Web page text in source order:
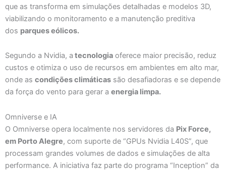
que as transforma em simulações detalhadas e modelos 3D,
viabilizando o monitoramento e a manutenção preditiva
dos parques eólicos.
Segundo a Nvidia, a tecnologia oferece maior precisão, reduz
custos e otimiza o uso de recursos em ambientes em alto mar,
onde as condições climáticas são desafiadoras e se depende
da força do vento para gerar a energia limpa.
Omniverse e IA
O Omniverse opera localmente nos servidores da Pix Force,
em Porto Alegre, com suporte de “GPUs Nvidia L40S”, que
processam grandes volumes de dados e simulações de alta
performance. A iniciativa faz parte do programa “Inception” da